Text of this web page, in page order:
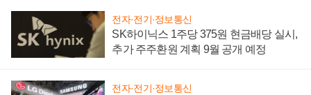
전자·전기·정보통신
SK하이닉스 1주당 375원 현금배당 실시,
추가 주주환원 계획 9월 공개 예정
전자·전기·정보통신